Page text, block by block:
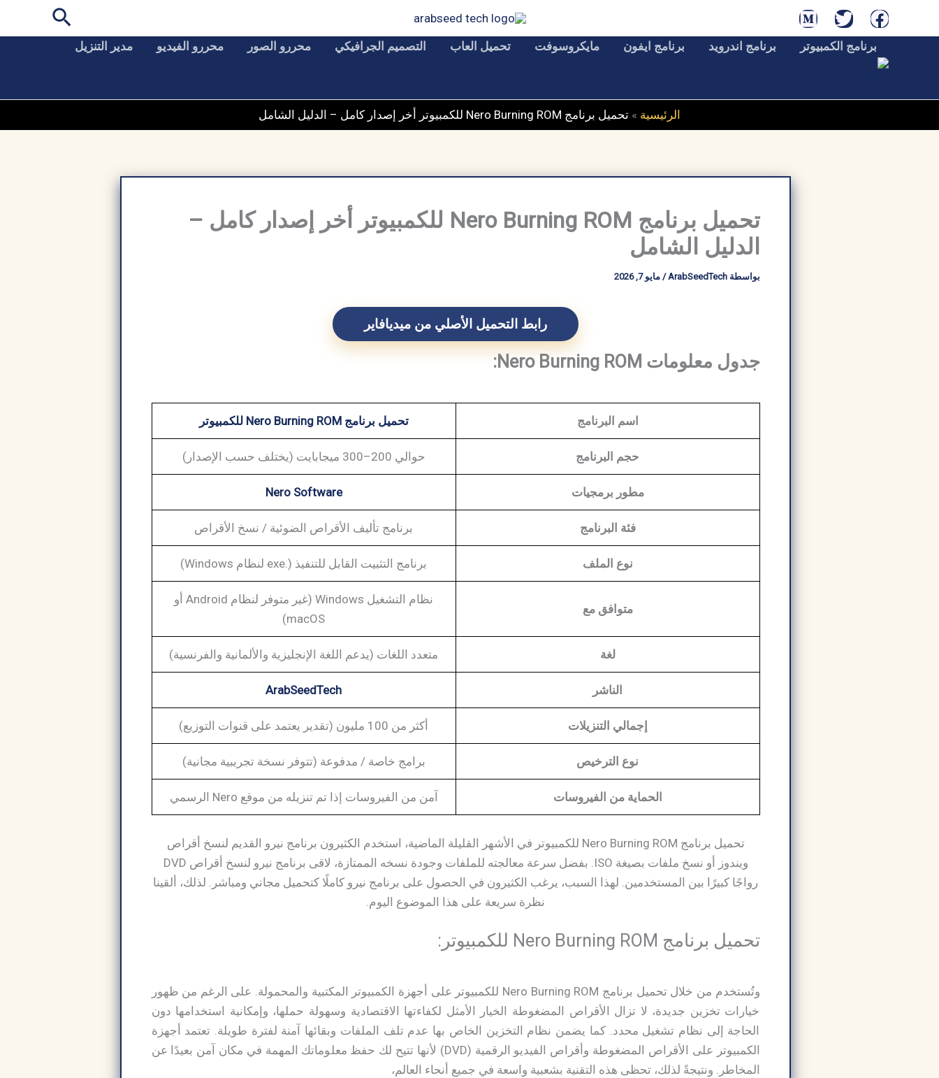
البحث
برنامج الكمبيوتر برنامج اندرويد برنامج ايفون مايكروسوفت تحميل العاب التصميم الجرافيكي محررو الصور محررو الفيديو مدير التنزيل
الرئيسية » تحميل برنامج Nero Burning ROM للكمبيوتر أخر إصدار كامل – الدليل الشامل
تحميل برنامج Nero Burning ROM للكمبيوتر أخر إصدار كامل –
الدليل الشامل
بواسطة ArabSeedTech
/مايو 7, 2026
رابط التحميل الأصلي من ميديافاير
جدول معلومات Nero Burning ROM:
اسم البرنامج تحميل برنامج Nero Burning ROM للكمبيوتر
حجم البرنامج حوالي 200–300 ميجابايت (يختلف حسب الإصدار)
مطور برمجيات Nero Software
فئة البرنامج برنامج تأليف الأقراص الضوئية / نسخ الأقراص
نوع الملف برنامج التثبيت القابل للتنفيذ (.exe لنظام Windows)
متوافق مع
نظام التشغيل Windows (غير متوفر لنظام Android أو
macOS)
لغة متعدد اللغات (يدعم اللغة الإنجليزية والألمانية والفرنسية)
الناشر ArabSeedTech
إجمالي التنزيلات أكثر من 100 مليون (تقدير يعتمد على قنوات التوزيع)
نوع الترخيص برامج خاصة / مدفوعة (تتوفر نسخة تجريبية مجانية)
الحماية من الفيروسات آمن من الفيروسات إذا تم تنزيله من موقع Nero الرسمي
تحميل برنامج Nero Burning ROM للكمبيوتر في الأشهر القليلة الماضية، استخدم الكثيرون برنامج نيرو القديم لنسخ أقراص
ويندوز أو نسخ ملفات بصيغة ISO. بفضل سرعة معالجته للملفات وجودة نسخه الممتازة، لاقى برنامج نيرو لنسخ أقراص DVD
رواجًا كبيرًا بين المستخدمين. لهذا السبب، يرغب الكثيرون في الحصول على برنامج نيرو كاملًا كتحميل مجاني ومباشر. لذلك، ألقينا
نظرة سريعة على هذا الموضوع اليوم.
تحميل برنامج Nero Burning ROM للكمبيوتر:
وتُستخدم من خلال تحميل برنامج Nero Burning ROM للكمبيوتر على أجهزة الكمبيوتر المكتبية والمحمولة. على الرغم من ظهور
خيارات تخزين جديدة، لا تزال الأقراص المضغوطة الخيار الأمثل لكفاءتها الاقتصادية وسهولة حملها، وإمكانية استخدامها دون
الحاجة إلى نظام تشغيل محدد. كما يضمن نظام التخزين الخاص بها عدم تلف الملفات وبقائها آمنة لفترة طويلة. تعتمد أجهزة
الكمبيوتر على الأقراص المضغوطة وأقراص الفيديو الرقمية (DVD) لأنها تتيح لك حفظ معلوماتك المهمة في مكان آمن بعيدًا عن
المخاطر. ونتيجةً لذلك، تحظى هذه التقنية بشعبية واسعة في جميع أنحاء العالم،